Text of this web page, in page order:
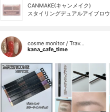
CANMAKE(キャンメイク)
スタイリングデュアルアイブロウ
cosme monitor / Trav…
kana_cafe_time